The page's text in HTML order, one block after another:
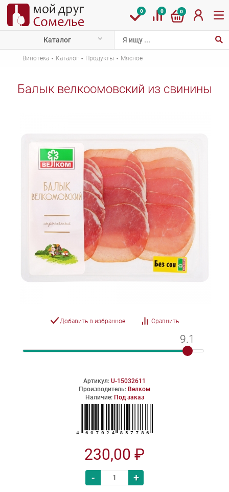
0 0 0
Каталог
Винотека · Каталог · Продукты · Мясное
Балык велкоомовский из свинины
Добавить в избранное Сравнить
9.1
9.1
Артикул: U-15032611
Производитель: Велком
Наличие: Под заказ
230,00 ₽
- +